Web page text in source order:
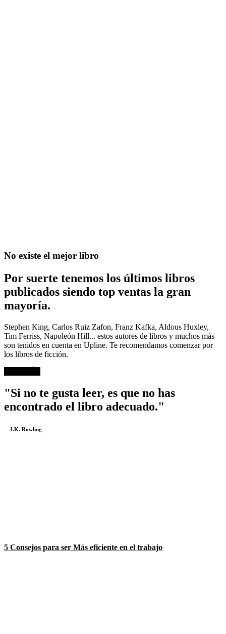
No existe el mejor libro
Por suerte tenemos los últimos libros
publicados siendo top ventas la gran
mayoría.
Stephen King, Carlos Ruiz Zafon, Franz Kafka, Aldous Huxley,
Tim Ferriss, Napoleón Hill... estos autores de libros y muchos más
son tenidos en cuenta en Upline. Te recomendamos comenzar por
los libros de ficción.
"Si no te gusta leer, es que no has
encontrado el libro adecuado."
—J.K. Rowling
5 Consejos para ser Más eficiente en el trabajo